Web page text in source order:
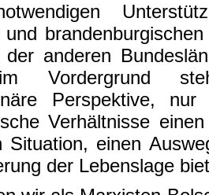
und
anderen
Vordergrund
Perspektive,
Verhältnisse
Situation, einen
der Lebenslage